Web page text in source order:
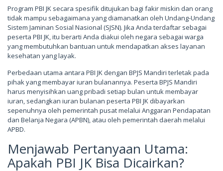
Program PBI JK secara spesifik ditujukan bagi fakir miskin dan orang
tidak mampu sebagaimana yang diamanatkan oleh Undang-Undang
Sistem Jaminan Sosial Nasional (SJSN). Jika Anda terdaftar sebagai
peserta PBI JK, itu berarti Anda diakui oleh negara sebagai warga
yang membutuhkan bantuan untuk mendapatkan akses layanan
kesehatan yang layak.
Perbedaan utama antara PBI JK dengan BPJS Mandiri terletak pada
pihak yang membayar iuran bulanannya. Peserta BPJS Mandiri
harus menyisihkan uang pribadi setiap bulan untuk membayar
iuran, sedangkan iuran bulanan peserta PBI JK dibayarkan
sepenuhnya oleh pemerintah pusat melalui Anggaran Pendapatan
dan Belanja Negara (APBN), atau oleh pemerintah daerah melalui
APBD.
Menjawab Pertanyaan Utama:
Apakah PBI JK Bisa Dicairkan?